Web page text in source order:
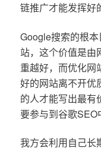
链推广才能发挥好
Google搜索的根
站，这个价值是由
重越好，而优化网
好的网站离不开优
的人才能写出最有
要参与到谷歌SEO
我方会利用自己长